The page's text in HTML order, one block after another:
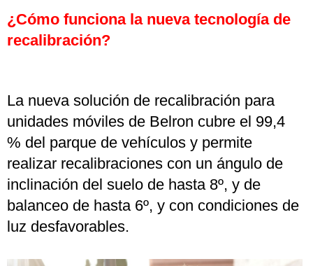
¿Cómo funciona la nueva tecnología de
recalibración?
La nueva solución de recalibración para
unidades móviles de Belron cubre el 99,4
% del parque de vehículos y permite
realizar recalibraciones con un ángulo de
inclinación del suelo de hasta 8º, y de
balanceo de hasta 6º, y con condiciones de
luz desfavorables.